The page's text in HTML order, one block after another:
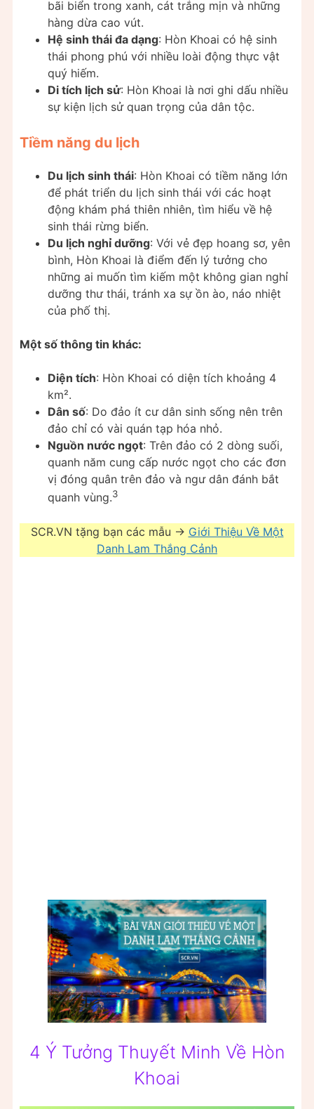
bãi biển trong xanh, cát trắng mịn và những
hàng dừa cao vút.
Hệ sinh thái đa dạng: Hòn Khoai có hệ sinh
thái phong phú với nhiều loài động thực vật
quý hiếm.
Di tích lịch sử: Hòn Khoai là nơi ghi dấu nhiều
sự kiện lịch sử quan trọng của dân tộc.
Tiềm năng du lịch
Du lịch sinh thái: Hòn Khoai có tiềm năng lớn
để phát triển du lịch sinh thái với các hoạt
động khám phá thiên nhiên, tìm hiểu về hệ
sinh thái rừng biển.
Du lịch nghỉ dưỡng: Với vẻ đẹp hoang sơ, yên
bình, Hòn Khoai là điểm đến lý tưởng cho
những ai muốn tìm kiếm một không gian nghỉ
dưỡng thư thái, tránh xa sự ồn ào, náo nhiệt
của phố thị.
Một số thông tin khác:
Diện tích: Hòn Khoai có diện tích khoảng 4
km².
Dân số: Do đảo ít cư dân sinh sống nên trên
đảo chỉ có vài quán tạp hóa nhỏ.
Nguồn nước ngọt: Trên đảo có 2 dòng suối,
quanh năm cung cấp nước ngọt cho các đơn
vị đóng quân trên đảo và ngư dân đánh bắt
quanh vùng.3
SCR.VN tặng bạn các mẫu -> Giới Thiệu Về Một
Danh Lam Thắng Cảnh
4 Ý Tưởng Thuyết Minh Về Hòn
Khoai